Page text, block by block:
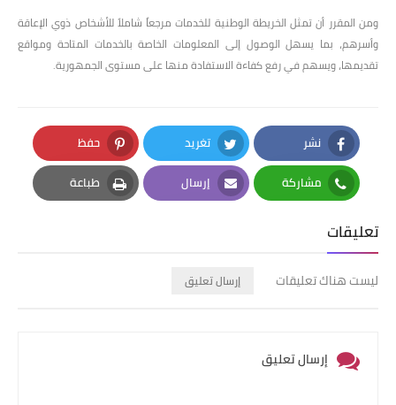
ومن المقرر أن تمثل الخريطة الوطنية للخدمات مرجعاً شاملاً للأشخاص ذوي الإعاقة
وأسرهم، بما يسهل الوصول إلى المعلومات الخاصة بالخدمات المتاحة ومواقع
تقديمها، ويسهم في رفع كفاءة الاستفادة منها على مستوى الجمهورية.
نشر
Facebook
تغريد
Twitter
حفظ
Pinterest
مشاركة
Whatsapp
إرسال
Email
طباعة
Print
تعليقات
ليست هناك تعليقات إرسال تعليق
إرسال تعليق